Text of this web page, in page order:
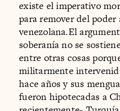
existe el imperativo
para remover del
venezolana.El
soberanía no se
entre otras cosas
militarmente
hace años y sus
fueron hipotecadas a